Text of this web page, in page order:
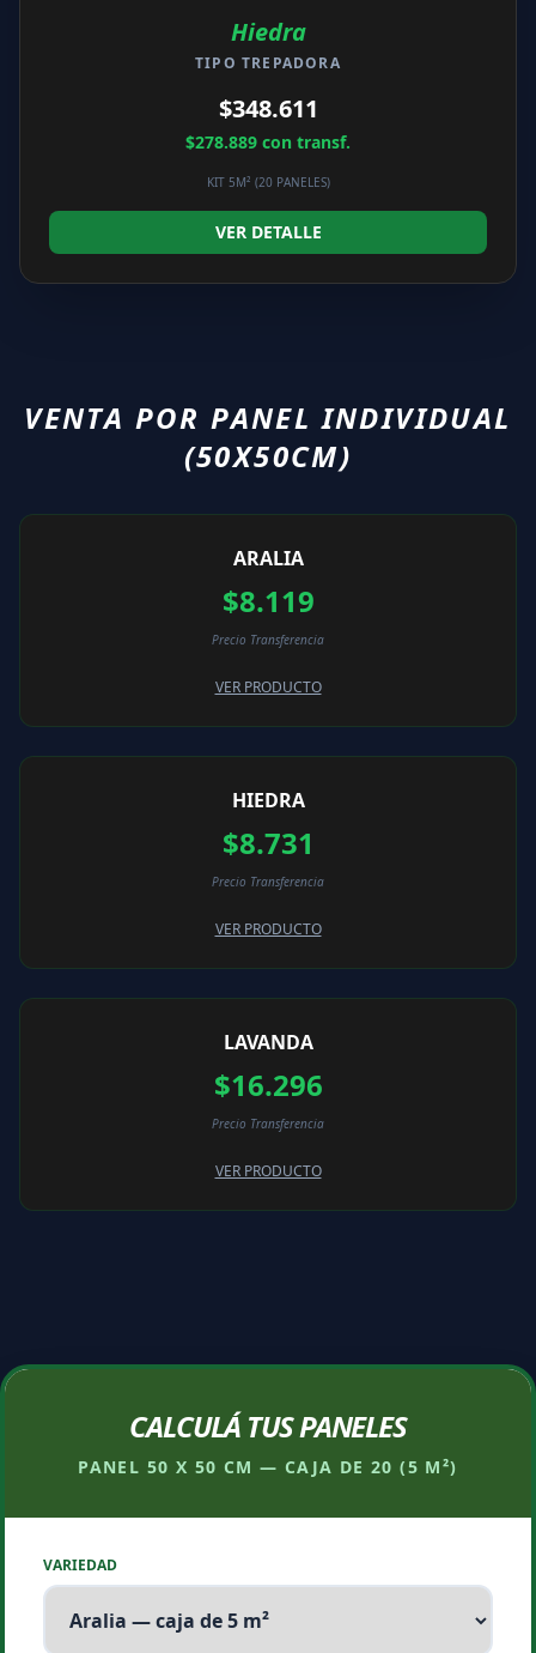
Hiedra
TIPO TREPADORA
$348.611
$278.889 con transf.
KIT 5M² (20 PANELES)
VER DETALLE
VENTA POR PANEL INDIVIDUAL
(50X50CM)
ARALIA
$8.119
Precio Transferencia
VER PRODUCTO
HIEDRA
$8.731
Precio Transferencia
VER PRODUCTO
LAVANDA
$16.296
Precio Transferencia
VER PRODUCTO
CALCULÁ TUS PANELES
PANEL 50 X 50 CM — CAJA DE 20 (5 M²)
VARIEDAD